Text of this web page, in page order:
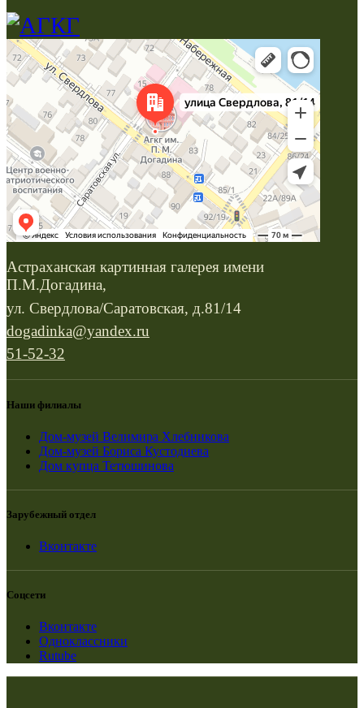
Астраханская картинная галерея имени
П.М.Догадина,
ул. Свердлова/Саратовская, д.81/14
dogadinka@yandex.ru
51-52-32
Наши филиалы
Дом-музей Велимира Хлебникова
Дом-музей Бориса Кустодиева
Дом купца Тетюшинова
Зарубежный отдел
Вконтакте
Соцсети
Вконтакте
Одноклассники
Rutube